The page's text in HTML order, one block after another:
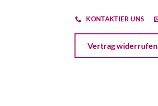
KONTAKTIER UNS
Vertrag widerrufen